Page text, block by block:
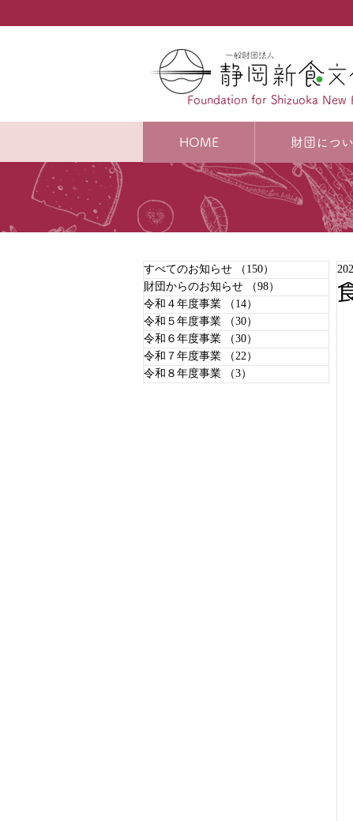
Foundation for Shizuoka New
HOME 財団につ
すべてのお知らせ （150）
財団からのお知らせ
（98）
令和４年度事業
（14）
令和５年度事業
（30）
令和６年度事業
（30）
令和７年度事業
（22）
令和８年度事業
（3）